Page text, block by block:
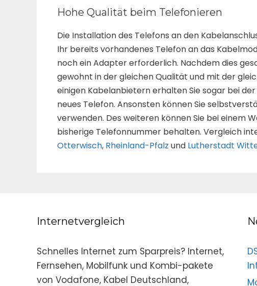
Hohe Qualität beim Telefonieren
Die Installation des Telefons an den
Ihr bereits vorhandenes Telefon an das
noch ein Adapter erforderlich. Nachdem dies
gewohnt in der gleichen Qualität und mit der
einigen Kabelanbietern erhalten Sie sogar bei
neues Telefon. Ansonsten können Sie
verwenden. Des weiteren können Sie bei einem
bisherige Telefonnummer behalten. Vergleich
Otterwisch, Rheinland-Pfalz und Lutherstadt
Internetvergleich
Schnelles Internet zum Sparpreis? Internet,
Fernsehen, Mobilfunk und Kombi-pakete
von Vodafone, Kabel Deutschland,